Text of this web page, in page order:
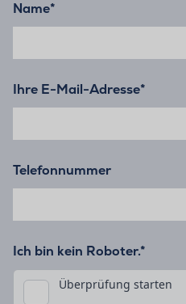
Name*
Ihre E-Mail-Adresse*
Telefonnummer
Ich bin kein Roboter.*